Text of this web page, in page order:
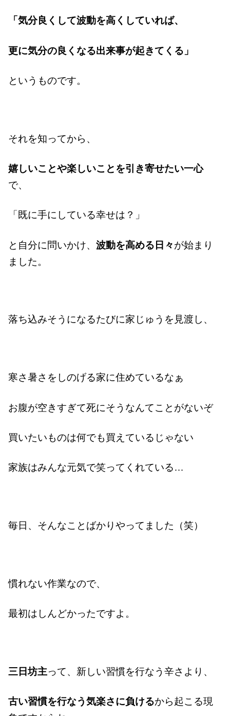
「気分良くして波動を高くしていれば、
更に気分の良くなる出来事が起きてくる」
というものです。
それを知ってから、
嬉しいことや楽しいことを引き寄せたい一心
で、
「既に手にしている幸せは？」
と自分に問いかけ、波動を高める日々が始まり
ました。
落ち込みそうになるたびに家じゅうを見渡し、
寒さ暑さをしのげる家に住めているなぁ
お腹が空きすぎて死にそうなんてことがないぞ
買いたいものは何でも買えているじゃない
家族はみんな元気で笑ってくれている…
毎日、そんなことばかりやってました（笑）
慣れない作業なので、
最初はしんどかったですよ。
三日坊主って、新しい習慣を行なう辛さより、
古い習慣を行なう気楽さに負けるから起こる現